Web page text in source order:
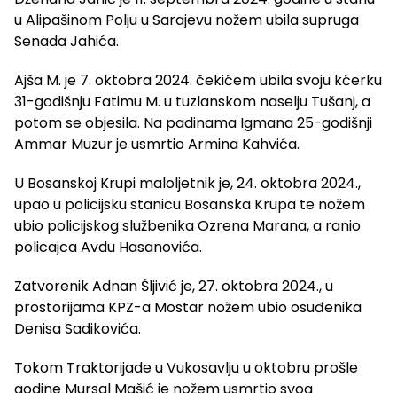
u Alipašinom Polju u Sarajevu nožem ubila supruga
Senada Jahića.
Ajša M. je 7. oktobra 2024. čekićem ubila svoju kćerku
31-godišnju Fatimu M. u tuzlanskom naselju Tušanj, a
potom se objesila. Na padinama Igmana 25-godišnji
Ammar Muzur je usmrtio Armina Kahvića.
U Bosanskoj Krupi maloljetnik je, 24. oktobra 2024.,
upao u policijsku stanicu Bosanska Krupa te nožem
ubio policijskog službenika Ozrena Marana, a ranio
policajca Avdu Hasanovića.
Zatvorenik Adnan Šljivić je, 27. oktobra 2024., u
prostorijama KPZ-a Mostar nožem ubio osuđenika
Denisa Sadikovića.
Tokom Traktorijade u Vukosavlju u oktobru prošle